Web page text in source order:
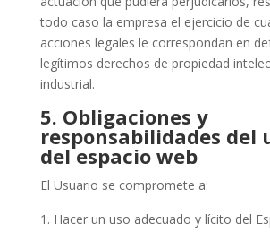
todo caso la empresa el ejercicio de
acciones legales le correspondan en
legítimos derechos de propiedad
industrial.
5. Obligaciones y
responsabilidades del
del espacio web
El Usuario se compromete a:
Hacer un uso adecuado y lícito del